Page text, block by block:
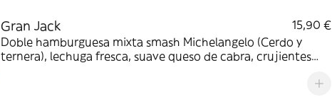
Gran Jack
15,90 €
Doble hamburguesa mixta smash Michelangelo (Cerdo y
ternera), lechuga fresca, suave queso de cabra, crujientes